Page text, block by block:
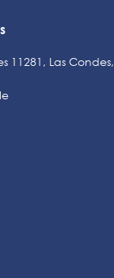
11281, Las Condes,